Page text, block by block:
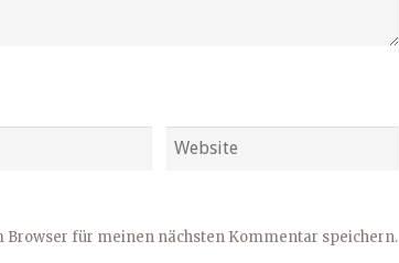
Browser für meinen nächsten Kommentar speichern.